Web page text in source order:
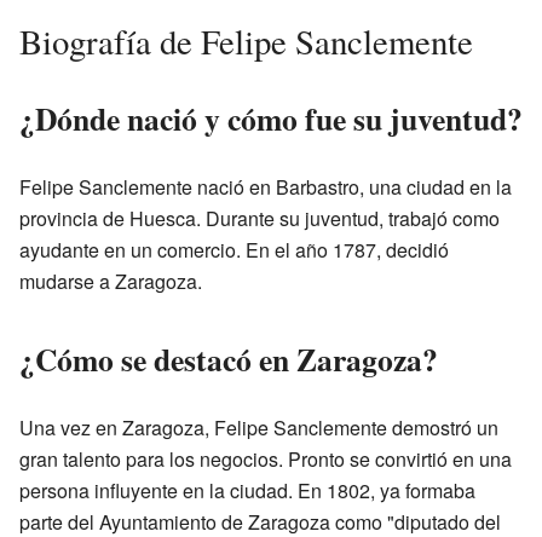
Biografía de Felipe Sanclemente
¿Dónde nació y cómo fue su juventud?
Felipe Sanclemente nació en Barbastro, una ciudad en la
provincia de Huesca. Durante su juventud, trabajó como
ayudante en un comercio. En el año 1787, decidió
mudarse a Zaragoza.
¿Cómo se destacó en Zaragoza?
Una vez en Zaragoza, Felipe Sanclemente demostró un
gran talento para los negocios. Pronto se convirtió en una
persona influyente en la ciudad. En 1802, ya formaba
parte del Ayuntamiento de Zaragoza como "diputado del